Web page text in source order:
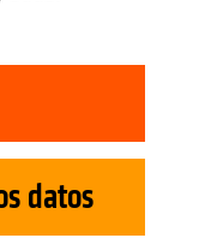
datos